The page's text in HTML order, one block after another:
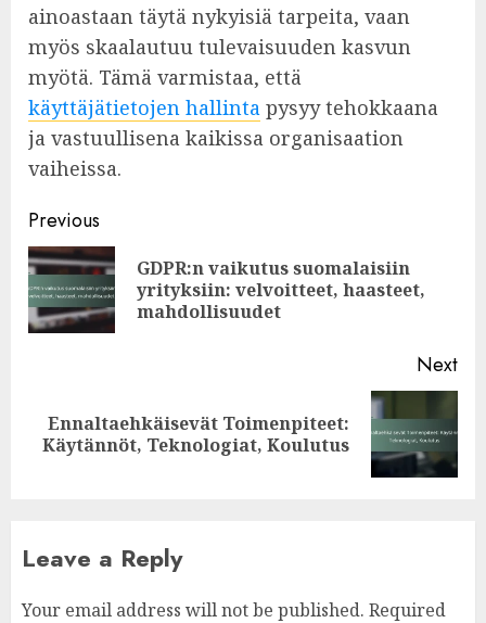
ainoastaan täytä nykyisiä tarpeita, vaan
myös skaalautuu tulevaisuuden kasvun
myötä. Tämä varmistaa, että
käyttäjätietojen hallinta pysyy tehokkaana
ja vastuullisena kaikissa organisaation
vaiheissa.
Post
navigation
Previous
GDPR:n vaikutus suomalaisiin
yrityksiin: velvoitteet, haasteet,
mahdollisuudet
Next
Next
post:
Ennaltaehkäisevät Toimenpiteet:
Käytännöt, Teknologiat, Koulutus
Leave a Reply
Your email address will not be published. Required